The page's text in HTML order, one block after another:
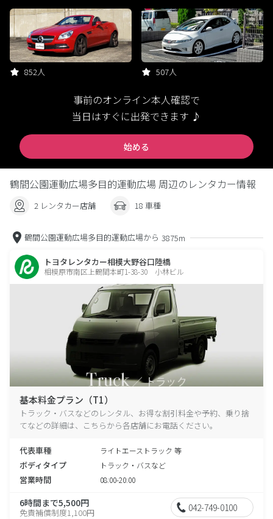
852人 507人
事前のオンライン本人確認で
当日はすぐに出発できます ♪
始める
鶴間公園運動広場多目的運動広場 周辺のレンタカー情報
2 レンタカー店舗 18 車種
鶴間公園運動広場多目的運動広場から 3875m
トヨタレンタカー相模大野谷口陸橋
相模原市南区上鶴間本町1-38-30 小林ビル
基本料金プラン（T1）
トラック・バスなどのレンタル、お得な割引料金や予約、乗り捨
てなどの詳細は、こちらから各店舗にお電話ください。
代表車種 ライトエーストラック 等
ボディタイプ トラック・バスなど
営業時間 08:00-20:00
6時間まで5,500円
免責補償制度1,100円 042-749-0100